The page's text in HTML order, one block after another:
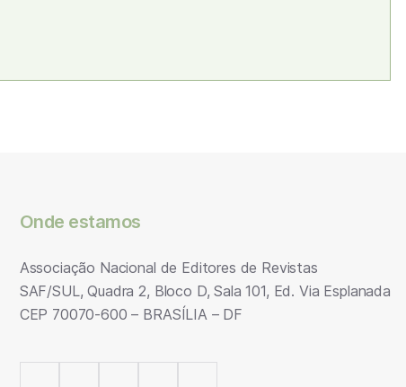
Onde estamos
Associação Nacional de Editores de Revistas
SAF/SUL, Quadra 2, Bloco D, Sala 101, Ed. Via Esplanada
CEP 70070-600 – BRASÍLIA – DF